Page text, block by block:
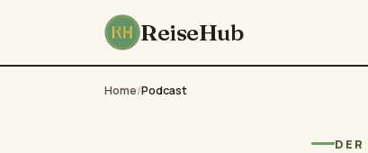
ReiseHub
Home/Podcast